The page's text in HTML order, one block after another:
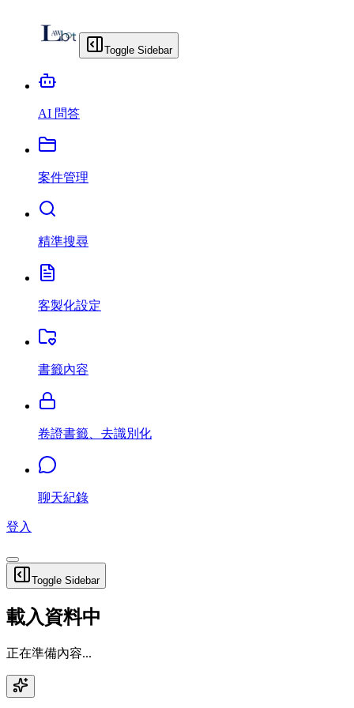
Toggle Sidebar
AI 問答
案件管理
精準搜尋
客製化設定
書籤內容
卷證書籤、去識別化
聊天紀錄
登入
Toggle Sidebar
載入資料中
正在準備內容...